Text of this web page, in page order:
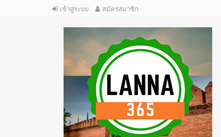
เข้าสู่ระบบ สมัครสมาชิก